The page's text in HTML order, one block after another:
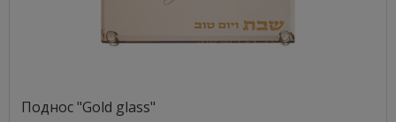
Поднос "Gold glass"